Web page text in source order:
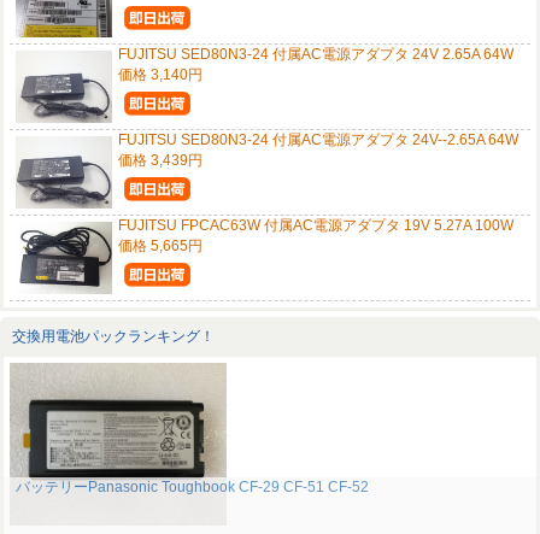
FUJITSU SED80N3-24 付属AC電源アダプタ 24V 2.65A 64W
価格 3,140円
FUJITSU SED80N3-24 付属AC電源アダプタ 24V--2.65A 64W
価格 3,439円
FUJITSU FPCAC63W 付属AC電源アダプタ 19V 5.27A 100W
価格 5,665円
交換用電池パックランキング！
バッテリーPanasonic Toughbook CF-29 CF-51 CF-52